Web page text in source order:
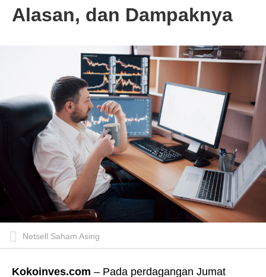
Alasan, dan Dampaknya
Netsell Saham Asing
Kokoinves.com – Pada perdagangan Jumat